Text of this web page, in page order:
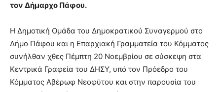
τον Δήμαρχο Πάφου.
Η Δημοτική Ομάδα του Δημοκρατικού Συναγερμού στο
Δήμο Πάφου και η Επαρχιακή Γραμματεία του Κόμματος
συνήλθαν χθες Πέμπτη 20 Νοεμβρίου σε σύσκεψη στα
Κεντρικά Γραφεία του ΔΗΣΥ, υπό τον Πρόεδρο του
Κόμματος Αβέρωφ Νεοφύτου και στην παρουσία του